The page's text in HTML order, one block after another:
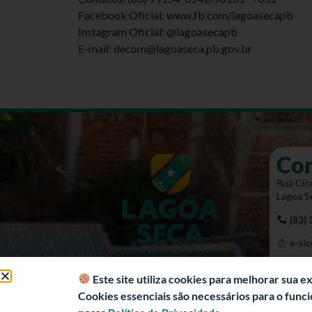
Facebook Oficial: www.fb.com/lagoasecapb
Instagram Oficial: @lagoasecapb
E-mail: decom@lagoaseca.pb.gov.br
Rua
Lagoa
(83)
e-
Este site utiliza cookies para melhorar sua
Cookies essenciais são necessários para o